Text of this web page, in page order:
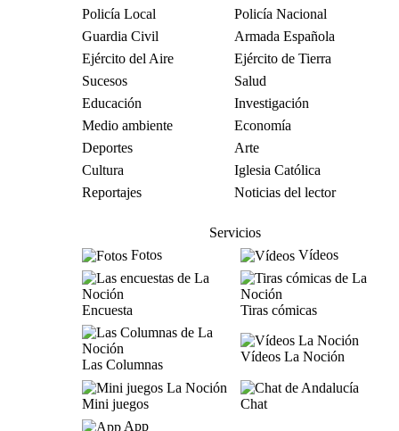
Policía Local
Policía Nacional
Guardia Civil
Armada Española
Ejército del Aire
Ejército de Tierra
Sucesos
Salud
Educación
Investigación
Medio ambiente
Economía
Deportes
Arte
Cultura
Iglesia Católica
Reportajes
Noticias del lector
Servicios
Fotos
Vídeos
Encuesta Tiras cómicas
Las Columnas
Vídeos La Noción
Mini juegos
Chat
App